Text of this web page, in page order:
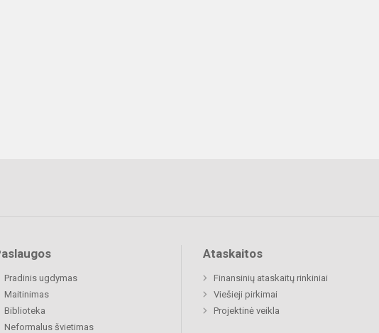
Pradinis ugdymas
Maitinimas
Biblioteka
Neformalus švietimas
Ataskaitos
Finansinių ataskaitų rinkiniai
Viešieji pirkimai
Projektinė veikla